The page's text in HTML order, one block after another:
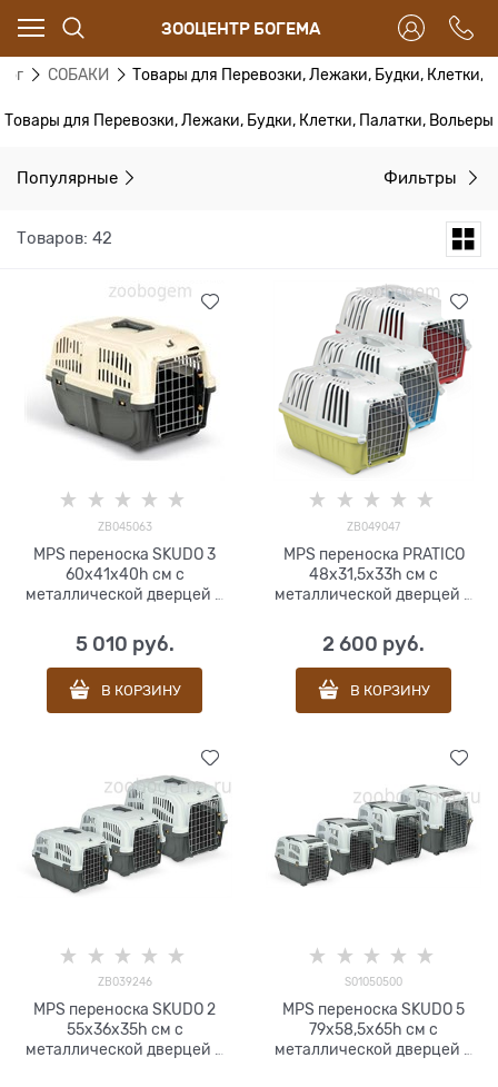
ЗООЦЕНТР БОГЕМА
СОБАКИ Товары для Перевозки, Лежаки, Будки, Клетки,
Товары для Перевозки, Лежаки, Будки, Клетки, Палатки, Вольеры
Популярные Фильтры
Товаров: 42
ZB045063
MPS переноска SKUDO 3
60х41х40h см с
металлической дверцей с
5 010 руб.
В КОРЗИНУ
ZB049047
MPS переноска PRATICO
48х31,5х33h см с
металлической дверцей в
2 600 руб.
В КОРЗИНУ
ZB039246
MPS переноска SKUDO 2
55х36х35h см с
металлической дверцей с
S01050500
MPS переноска SKUDO 5
79х58,5х65h см с
металлической дверцей с